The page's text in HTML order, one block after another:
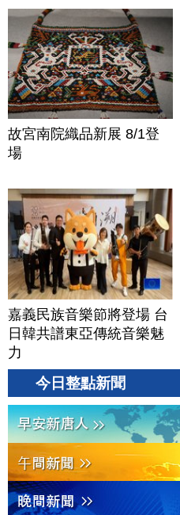
故宮南院織品新展 8/1登
場
嘉義民族音樂節將登場 台
日韓共譜東亞傳統音樂魅
力
今日整點新聞